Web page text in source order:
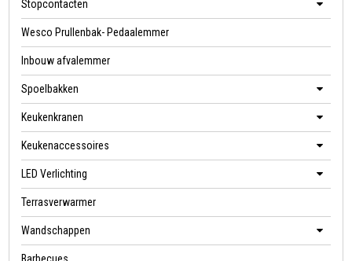
Stopcontacten
Wesco Prullenbak- Pedaalemmer
Inbouw afvalemmer
Spoelbakken
Keukenkranen
Keukenaccessoires
LED Verlichting
Terrasverwarmer
Wandschappen